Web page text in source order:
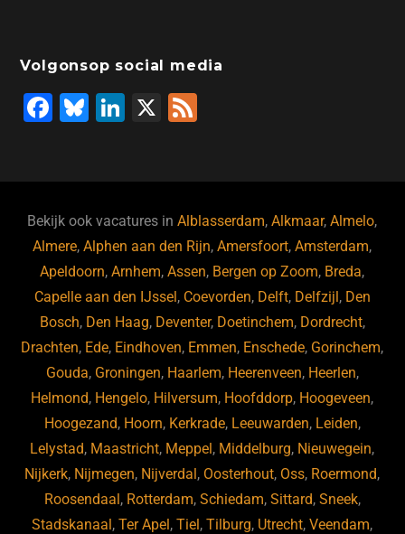
Volgonsop social media
F
b
o
o
k
Bl
ky
Li
dI
n
X
Bekijk ook vacatures inAlblasserdam,Alkmaar,Almelo,
Almere,Alphen aan den Rijn,Amersfoort,Amsterdam,
Apeldoorn,Arnhem,Assen, Bergen op Zoom, Breda,
Capelle aan den IJssel , Coevorden, Delft, Delfzijl , Den
Bosch, Den Haag, Deventer, Doetinchem, Dordrecht,
Drachten, Ede, Eindhoven, Emmen, Enschede, Gorinchem,
Gouda, Groningen, Haarlem, Heerenveen, Heerlen,
Helmond, Hengelo, Hilversum, Hoofddorp, Hoogeveen,
Hoogezand, Hoorn, Kerkrade, Leeuwarden, Leiden,
Lelystad, Maastricht, Meppel , Middelburg, Nieuwegein,
Nijkerk, Nijmegen, Nijverdal , Oosterhout, Oss, Roermond,
Roosendaal , Rotterdam, Schiedam, Sittard, Sneek,
Stadskanaal ,Ter Apel ,Tiel ,Tilburg, Utrecht,Veendam,